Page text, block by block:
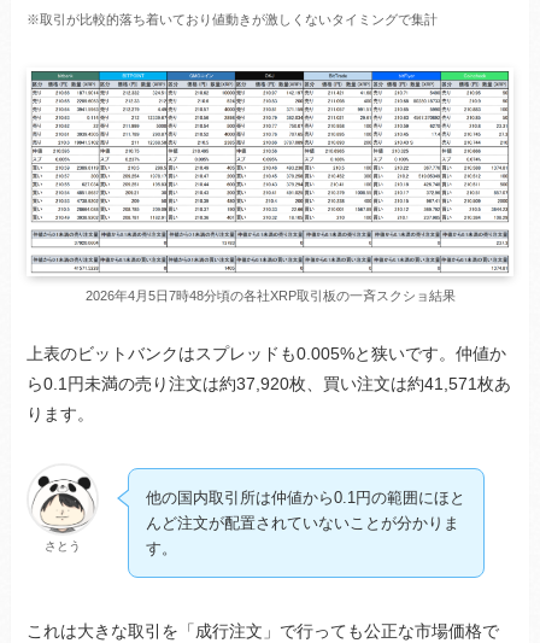
※取引が比較的落ち着いており値動きが激しくないタイミングで集計
2026年4月5日7時48分頃の各社XRP取引板の一斉スクショ結果
上表のビットバンクはスプレッドも0.005%と狭いです。仲値か
ら0.1円未満の売り注文は約37,920枚、買い注文は約41,571枚あ
ります。
さとう
他の国内取引所は仲値から0.1円の範囲にほと
んど注文が配置されていないことが分かりま
す。
これは大きな取引を「成行注文」で行っても公正な市場価格で